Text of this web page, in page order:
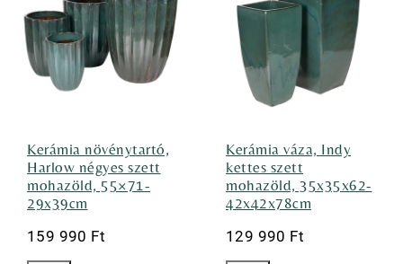
Kerámia növénytartó,
Harlow négyes szett
mohazöld, 55×71-
29x39cm
159 990 Ft
Kerámia váza, Indy
kettes szett
mohazöld, 35x35x62-
42x42x78cm
129 990 Ft